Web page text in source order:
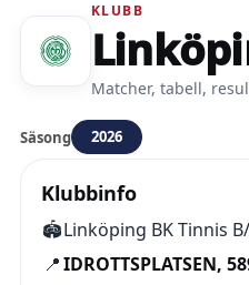
KLUBB
Matcher, tabell,
Säsong 2026
Klubbinfo
🏟️Linköping BK Tinnis
📍IDROTTSPLATSEN,